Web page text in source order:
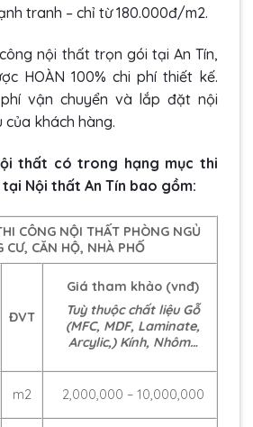
tranh – chỉ từ 180.000đ/m2.
nội thất trọn gói tại An Tín,
HOÀN 100% chi phí thiết kế.
vận chuyển và lắp đặt nội
khách hàng.
thất có trong hạng mục thi
Nội thất An Tín bao gồm:
CÔNG NỘI THẤT PHÒNG NGỦ
CƯ, CĂN HỘ, NHÀ PHỐ
ĐVT
Giá tham khảo (vnđ)
Tuỳ thuộc chất liệu Gỗ
(MFC, MDF, Laminate,
Arcylic,) Kính, Nhôm…
m2 2,000,000 – 10,000,000